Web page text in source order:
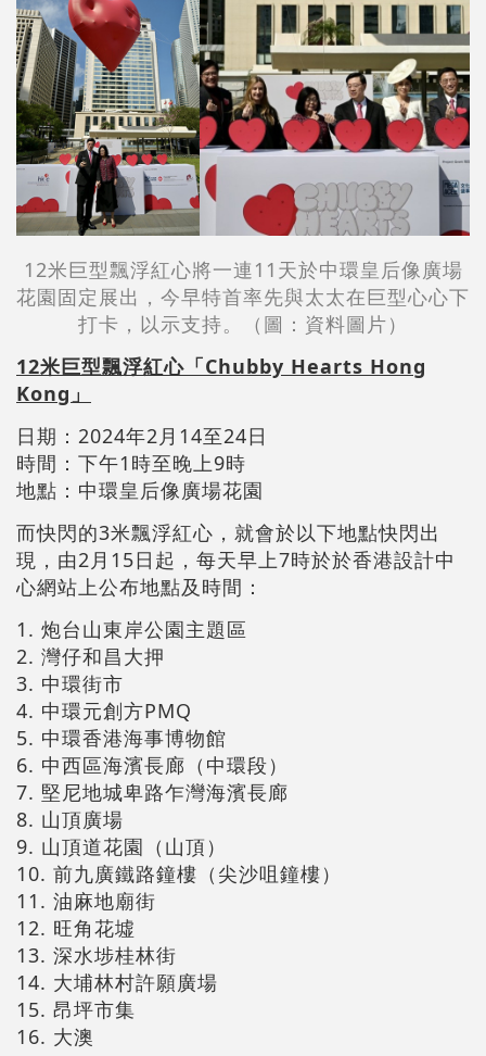
12米巨型飄浮紅心將一連11天於中環皇后像廣場
花園固定展出，今早特首率先與太太在巨型心心下
打卡，以示支持。（圖：資料圖片）
12米巨型飄浮紅心「Chubby Hearts Hong
Kong」
日期：2024年2月14至24日
時間：下午1時至晚上9時
地點：中環皇后像廣場花園
而快閃的3米飄浮紅心，就會於以下地點快閃出
現，由2月15日起，每天早上7時於於香港設計中
心網站上公布地點及時間：
1. 炮台山東岸公園主題區
2. 灣仔和昌大押
3. 中環街市
4. 中環元創方PMQ
5. 中環香港海事博物館
6. 中西區海濱長廊（中環段）
7. 堅尼地城卑路乍灣海濱長廊
8. 山頂廣場
9. 山頂道花園（山頂）
10. 前九廣鐵路鐘樓（尖沙咀鐘樓）
11. 油麻地廟街
12. 旺角花墟
13. 深水埗桂林街
14. 大埔林村許願廣場
15. 昂坪市集
16. 大澳